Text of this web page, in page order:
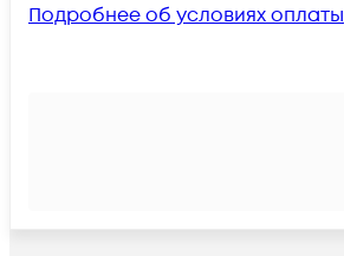
Подробнее об условиях оплаты